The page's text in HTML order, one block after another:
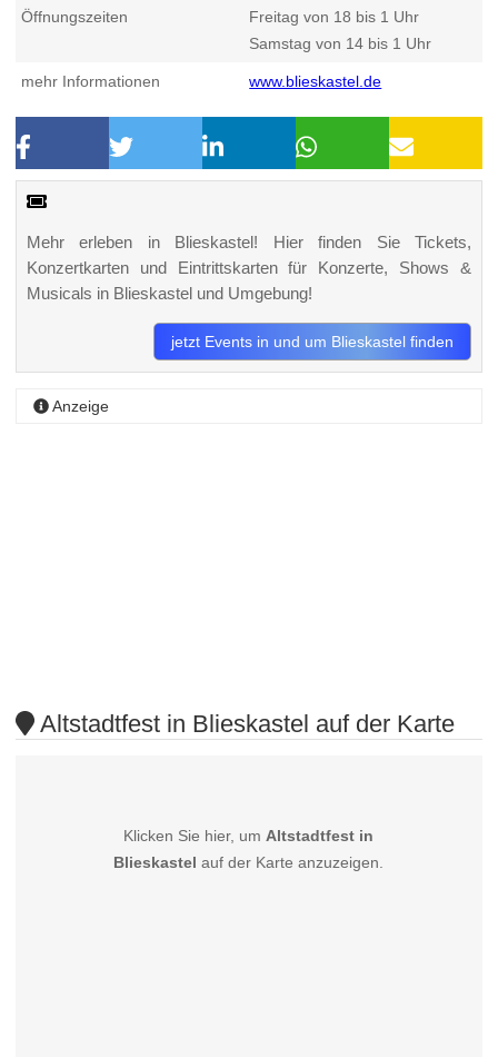
Öffnungszeiten
Freitag von 18 bis 1 Uhr
Samstag von 14 bis 1 Uhr
mehr Informationen www.blieskastel.de
Mehr erleben in Blieskastel! Hier finden Sie Tickets,
Konzertkarten und Eintrittskarten für Konzerte, Shows &
Musicals in Blieskastel und Umgebung!
jetzt Events in und um Blieskastel finden
Anzeige
Altstadtfest in Blieskastel auf der Karte
Klicken Sie hier, umAltstadtfest in
Blieskastel auf der Karte anzuzeigen.